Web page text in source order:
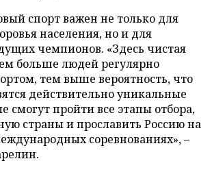
спорт важен не только для
населения, но и для
чемпионов. «Здесь чистая
больше людей регулярно
тем выше вероятность, что
действительно уникальные
смогут пройти все этапы отбора,
страны и прославить Россию на
соревнованиях», –